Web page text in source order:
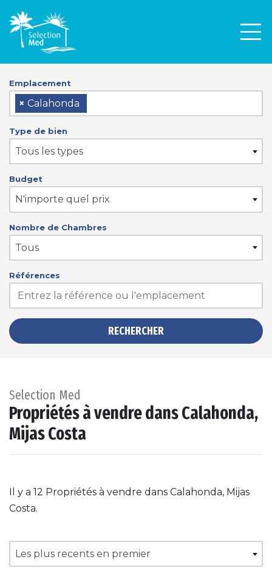
Emplacement
× Calahonda
Type de bien
Tous les types
Budget
N'importe quel prix
Nombre de Chambres
Tous
Références
RECHERCHER
Selection Med
Propriétés à vendre dans Calahonda,
Mijas Costa
Il y a 12 Propriétés à vendre dans Calahonda, Mijas
Costa.
Les plus recents en premier